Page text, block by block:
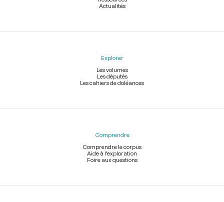
Actualités
Explorer
Les volumes
Les députés
Les cahiers de doléances
Comprendre
Comprendre le corpus
Aide à l'exploration
Foire aux questions